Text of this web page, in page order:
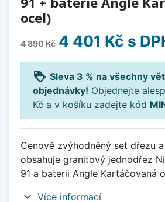
ocel)
4 890 Kč 4 401 Kč s
loyalty Sleva 3 % na všechny
objednávky! Objednejte
Kč a v košíku zadejte kód
Cenově zvýhodněný set dřezu
obsahuje granitový jednodřez
91 a baterii Angle Kartáčovaná
expand_more Více informací